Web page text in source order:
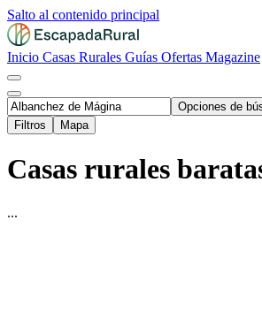
Salto al contenido principal
Inicio Casas Rurales Guías Ofertas Magazine
Opciones de
Filtros
Mapa
Casas rurales
...